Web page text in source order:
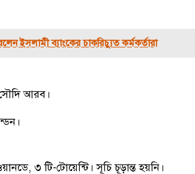
ইসলামী ব্যাংকের চাকরিচ্যুত কর্মকর্তারা
আরব।
৩ টি-টোয়েন্টি। সূচি চূড়ান্ত হয়নি।